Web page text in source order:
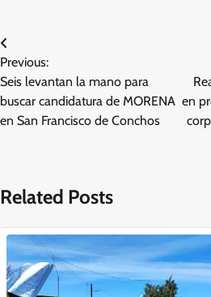
Navegación
de
entradas
Previous:
Seis levantan la mano para
buscar candidatura de MORENA
en San Francisco de Conchos
en
Related Posts